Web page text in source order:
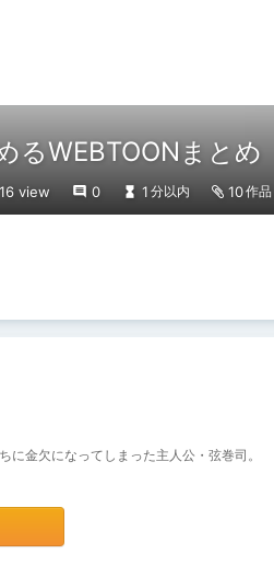
るWEBTOONまと
16 view 0 1 分以内 10作品
金欠になってしまった主人公・弦巻司。